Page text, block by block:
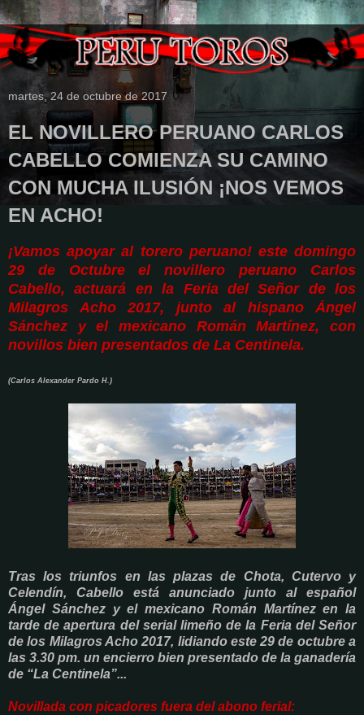
martes, 24 de octubre de 2017
EL NOVILLERO PERUANO CARLOS
CABELLO COMIENZA SU CAMINO
CON MUCHA ILUSIÓN ¡NOS VEMOS
EN ACHO!
¡Vamos apoyar al torero peruano! este domingo
29 de Octubre el novillero peruano Carlos
Cabello, actuará en la Feria del Señor de los
Milagros Acho 2017, junto al hispano Ángel
Sánchez y el mexicano Román Martínez, con
novillos bien presentados de La Centinela.
(Carlos Alexander Pardo H.)
Tras los triunfos en las plazas de Chota, Cutervo y
Celendín, Cabello está anunciado junto al español
Ángel Sánchez y el mexicano Román Martínez en la
tarde de apertura del serial limeño de la Feria del Señor
de los Milagros Acho 2017, lidiando este 29 de octubre a
las 3.30 pm. un encierro bien presentado de la ganadería
de “La Centinela”...
Novillada con picadores fuera del abono ferial: